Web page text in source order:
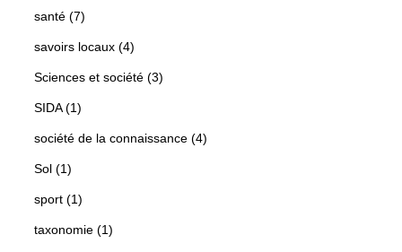
santé (7)
savoirs locaux (4)
Sciences et société (3)
SIDA (1)
société de la connaissance (4)
Sol (1)
sport (1)
taxonomie (1)